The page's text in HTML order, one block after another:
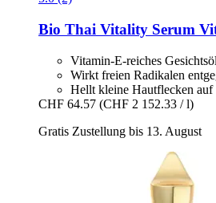
Bio Thai Vitality Serum
Vitamin-E-reiches Gesichtsöl
Wirkt freien Radikalen
Hellt kleine Hautflecken auf
CHF 64.57 (CHF 2 152.33 / l)
Gratis Zustellung bis 13. August